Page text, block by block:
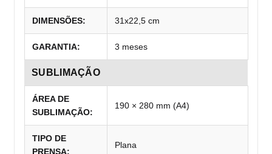
DIMENSÕES: 31x22,5 cm
GARANTIA: 3 meses
SUBLIMAÇÃO
ÁREA DE
SUBLIMAÇÃO:
190 × 280 mm (A4)
TIPO DE
PRENSA:
Plana